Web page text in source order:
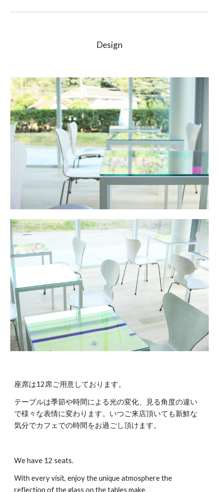
Design
座席は12席ご用意しております。
テーブルは季節や時間による光の変化、見る角度の違い
で様々な表情に変わります。いつご来店頂いても新鮮な
気分でカフェでの時間をお過ごし頂けます。
We have 12 seats.
With every visit, enjoy the unique atmosphere the
reflection of the glass on the tables make.